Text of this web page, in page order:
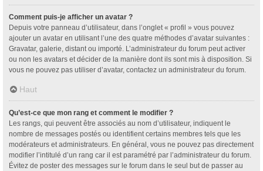
Comment puis-je afficher un avatar ?
Depuis votre panneau d’utilisateur, dans l’onglet « profil » vous pouvez
ajouter un avatar en utilisant l’une des quatre méthodes d’avatar suivantes :
Gravatar, galerie, distant ou importé. L’administrateur du forum peut activer
ou non les avatars et décider de la manière dont ils sont mis à disposition. Si
vous ne pouvez pas utiliser d’avatar, contactez un administrateur du forum.
Haut
Qu’est-ce que mon rang et comment le modifier ?
Les rangs, qui peuvent être associés au nom d’utilisateur, indiquent le
nombre de messages postés ou identifient certains membres tels que les
modérateurs et administrateurs. En général, vous ne pouvez pas directement
modifier l’intitulé d’un rang car il est paramétré par l’administrateur du forum.
Évitez de poster des messages sur le forum dans le seul but de passer au